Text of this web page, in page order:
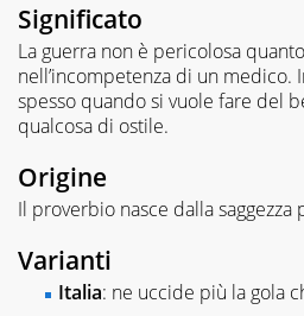
Significato
La guerra non è pericolosa
nell’incompetenza di un medico.
spesso quando si vuole fare del
qualcosa di ostile.
Origine
Il proverbio nasce dalla saggezza
Varianti
Italia: ne uccide più la gola